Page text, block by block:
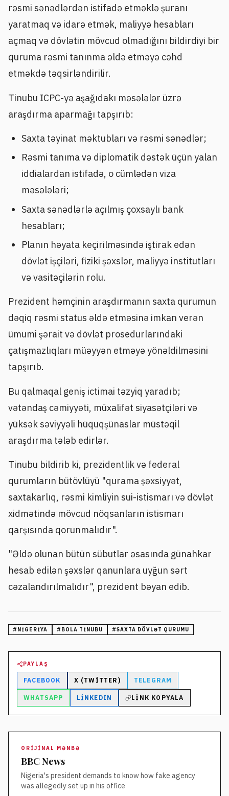
rəsmi sənədlərdən istifadə etməklə şuranı
yaratmaq və idarə etmək, maliyyə hesabları
açmaq və dövlətin mövcud olmadığını bildirdiyi bir
quruma rəsmi tanınma əldə etməyə cəhd
etməkdə təqsirləndirilir.
Tinubu ICPC-yə aşağıdakı məsələlər üzrə
araşdırma aparmağı tapşırıb:
Saxta təyinat məktubları və rəsmi sənədlər;
Rəsmi tanıma və diplomatik dəstək üçün yalan
iddialardan istifadə, o cümlədən viza
məsələləri;
Saxta sənədlərlə açılmış çoxsaylı bank
hesabları;
Planın həyata keçirilməsində iştirak edən
dövlət işçiləri, fiziki şəxslər, maliyyə institutları
və vasitəçilərin rolu.
Prezident həmçinin araşdırmanın saxta qurumun
dəqiq rəsmi status əldə etməsinə imkan verən
ümumi şərait və dövlət prosedurlarındaki
çatışmazlıqları müəyyən etməyə yönəldilməsini
tapşırıb.
Bu qalmaqal geniş ictimai təzyiq yaradıb;
vətəndaş cəmiyyəti, müxalifət siyasətçiləri və
yüksək səviyyəli hüquqşünaslar müstəqil
araşdırma tələb edirlər.
Tinubu bildirib ki, prezidentlik və federal
qurumların bütövlüyü "qurama şəxsiyyət,
saxtakarlıq, rəsmi kimliyin sui-istismarı və dövlət
xidmətində mövcud nöqsanların istismarı
qarşısında qorunmalıdır".
"Əldə olunan bütün sübutlar əsasında günahkar
hesab edilən şəxslər qanunlara uyğun sərt
cəzalandırılmalıdır", prezident bəyan edib.
# NIGERIYA # BOLA TINUBU #SAXTA DÖVLƏT QURUMU
PAYLAŞ
FACEBOOK X (TWITTER) TELEGRAM
WHATSAPP LINKEDIN LINK KOPYALA
ORIJINAL MƏNBƏ
BBC News
Nigeria's president demands to know how fake agency
was allegedly set up in his office